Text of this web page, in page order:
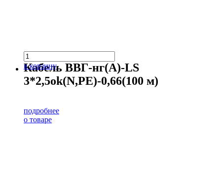
в корзину
Кабель ВВГ-нг(А)-LS
3*2,5ok(N,PE)-0,66(100 м)
подробнее
о товаре